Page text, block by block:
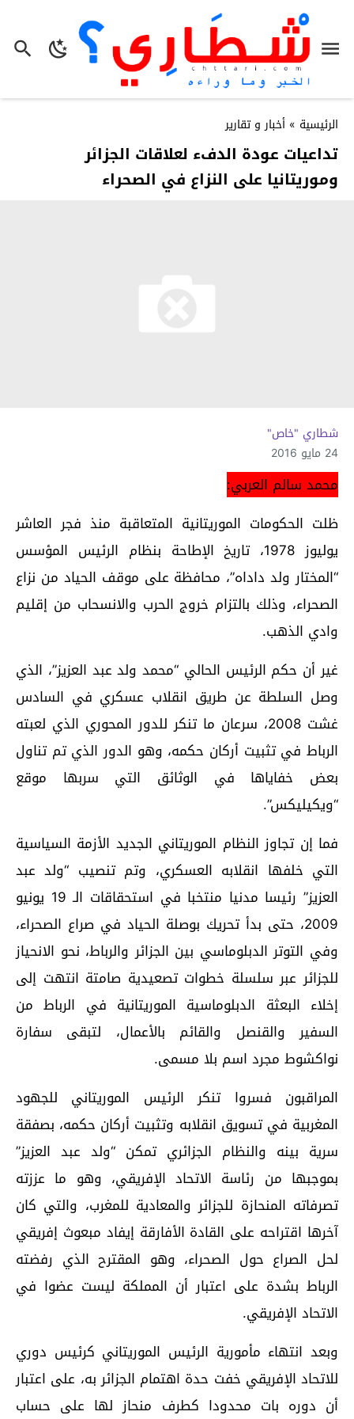
الرئيسية » أخبار و تقارير
تداعيات عودة الدفء لعلاقات الجزائر
وموريتانيا على النزاع في الصحراء
شطاري "خاص"
24 مايو 2016
محمد سالم العربي:
ظلت الحكومات الموريتانية المتعاقبة منذ فجر العاشر
يوليوز 1978، تاريخ الإطاحة بنظام الرئيس المؤسس
“المختار ولد داداه”، محافظة على موقف الحياد من نزاع
الصحراء، وذلك بالتزام خروج الحرب والانسحاب من إقليم
وادي الذهب.
غير أن حكم الرئيس الحالي “محمد ولد عبد العزيز”، الذي
وصل السلطة عن طريق انقلاب عسكري في السادس
غشت 2008، سرعان ما تنكر للدور المحوري الذي لعبته
الرباط في تثبيت أركان حكمه، وهو الدور الذي تم تناول
بعض خفاياها في الوثائق التي سربها موقع
“ويكيليكس”.
فما إن تجاوز النظام الموريتاني الجديد الأزمة السياسية
التي خلفها انقلابه العسكري، وتم تنصيب “ولد عبد
العزيز” رئيسا مدنيا منتخبا في استحقاقات الـ 19 يونيو
2009، حتى بدأ تحريك بوصلة الحياد في صراع الصحراء،
وفي التوتر الدبلوماسي بين الجزائر والرباط، نحو الانحياز
للجزائر عبر سلسلة خطوات تصعيدية صامتة انتهت إلى
إخلاء البعثة الدبلوماسية الموريتانية في الرباط من
السفير والقنصل والقائم بالأعمال، لتبقى سفارة
نواكشوط مجرد اسم بلا مسمى.
المراقبون فسروا تنكر الرئيس الموريتاني للجهود
المغربية في تسويق انقلابه وتثبيت أركان حكمه، بصفقة
سرية بينه والنظام الجزائري تمكن “ولد عبد العزيز”
بموجبها من رئاسة الاتحاد الإفريقي، وهو ما عززته
تصرفاته المنحازة للجزائر والمعادية للمغرب، والتي كان
آخرها اقتراحه على القادة الأفارقة إيفاد مبعوث إفريقي
لحل الصراع حول الصحراء، وهو المقترح الذي رفضته
الرباط بشدة على اعتبار أن المملكة ليست عضوا في
الاتحاد الإفريقي.
وبعد انتهاء مأمورية الرئيس الموريتاني كرئيس دوري
للاتحاد الإفريقي خفت حدة اهتمام الجزائر به، على اعتبار
أن دوره بات محدودا كطرف منحاز لها على حساب